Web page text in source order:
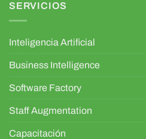
SERVICIOS
Inteligencia Artificial
Business Intelligence
Software Factory
Staff Augmentation
Capacitación